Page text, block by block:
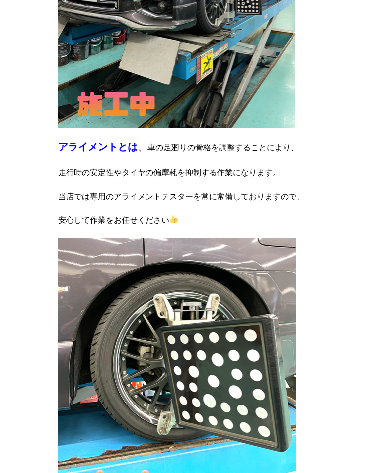
アライメントとは、 車の足廻りの骨格を調整することにより、
走行時の安定性やタイヤの偏摩耗を抑制する作業になります。
当店では専用のアライメントテスターを常に常備しておりますので、
安心して作業をお任せください